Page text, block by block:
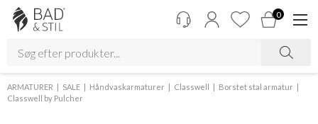
0
ARMATURER SALE Håndvaskarmaturer Classwell
Borstet stal armatur
Classwell by Pulcher